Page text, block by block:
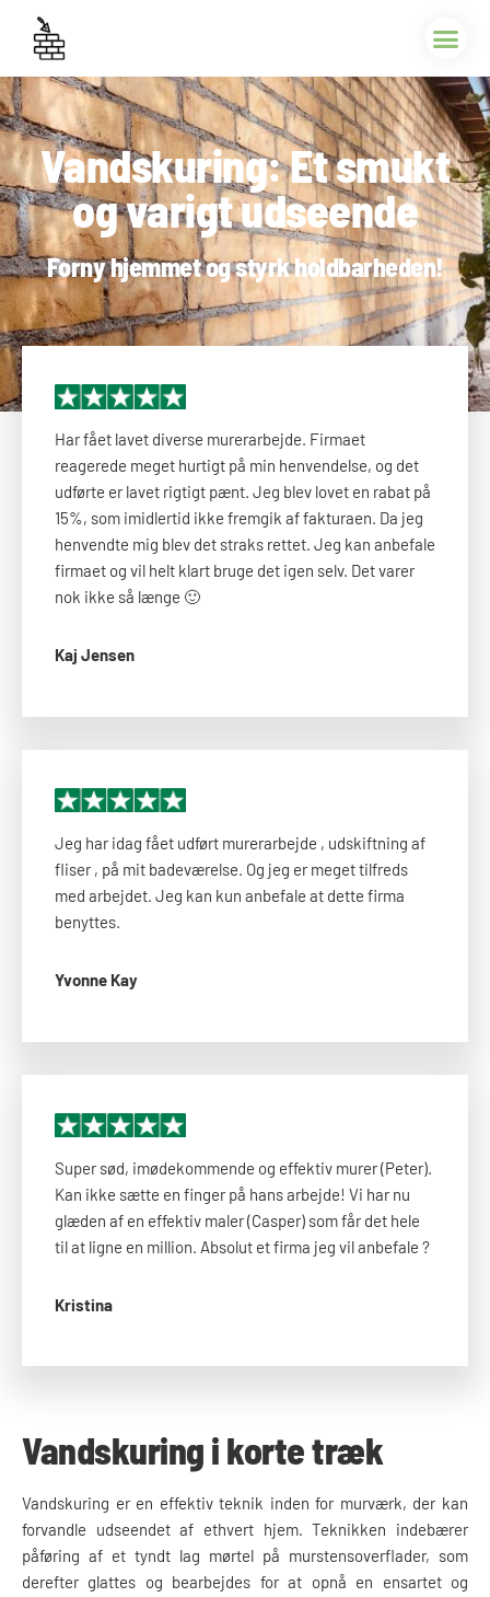
Vandskuring: Et smukt
og varigt udseende
Forny hjemmet og styrk holdbarheden!
Har fået lavet diverse murerarbejde. Firmaet
reagerede meget hurtigt på min henvendelse, og det
udførte er lavet rigtigt pænt. Jeg blev lovet en rabat på
15%, som imidlertid ikke fremgik af fakturaen. Da jeg
henvendte mig blev det straks rettet. Jeg kan anbefale
firmaet og vil helt klart bruge det igen selv. Det varer
nok ikke så længe 🙂​
Kaj Jensen
Jeg har idag fået udført murerarbejde , udskiftning af
fliser , på mit badeværelse. Og jeg er meget tilfreds
med arbejdet. Jeg kan kun anbefale at dette firma
benyttes.
Yvonne Kay
Super sød, imødekommende og effektiv murer (Peter).
Kan ikke sætte en finger på hans arbejde! Vi har nu
glæden af en effektiv maler (Casper) som får det hele
til at ligne en million. Absolut et firma jeg vil anbefale ?
Kristina
Vandskuring i korte træk
Vandskuring er en effektiv teknik inden for murværk, der kan
forvandle udseendet af ethvert hjem. Teknikken indebærer
påføring af et tyndt lag mørtel på murstensoverflader, som
derefter glattes og bearbejdes for at opnå en ensartet og